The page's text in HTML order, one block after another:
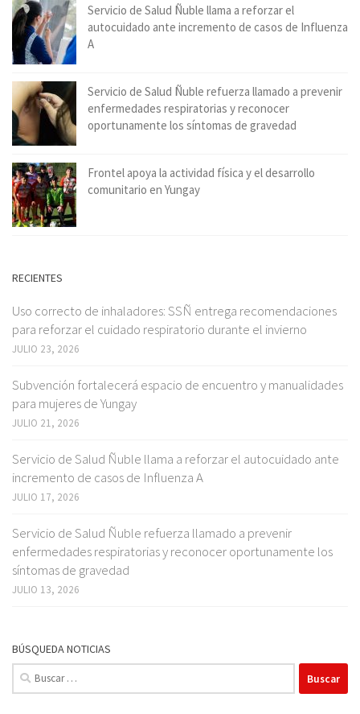
Servicio de Salud Ñuble llama a reforzar el
autocuidado ante incremento de casos de Influenza
A
Servicio de Salud Ñuble refuerza llamado a prevenir
enfermedades respiratorias y reconocer
oportunamente los síntomas de gravedad
Frontel apoya la actividad física y el desarrollo
comunitario en Yungay
RECIENTES
Uso correcto de inhaladores: SSÑ entrega recomendaciones
para reforzar el cuidado respiratorio durante el invierno
JULIO 23, 2026
Subvención fortalecerá espacio de encuentro y manualidades
para mujeres de Yungay
JULIO 21, 2026
Servicio de Salud Ñuble llama a reforzar el autocuidado ante
incremento de casos de Influenza A
JULIO 17, 2026
Servicio de Salud Ñuble refuerza llamado a prevenir
enfermedades respiratorias y reconocer oportunamente los
síntomas de gravedad
JULIO 13, 2026
BÚSQUEDA NOTICIAS
Buscar: